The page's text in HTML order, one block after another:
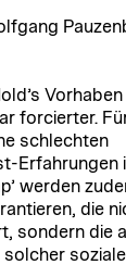
forcierter.
schlechten
Erfahrungen
werden
die
sondern die
solcher